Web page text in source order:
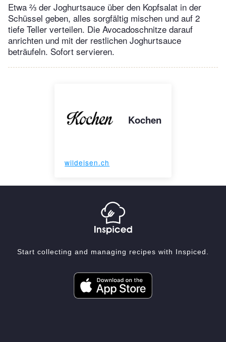
Etwa ⅔ der Joghurtsauce über den Kopfsalat in der
Schüssel geben, alles sorgfältig mischen und auf 2
tiefe Teller verteilen. Die Avocadoschnitze darauf
anrichten und mit der restlichen Joghurtsauce
beträufeln. Sofort servieren.
Kochen
wildeisen.ch
Start collecting and managing recipes with Inspiced.